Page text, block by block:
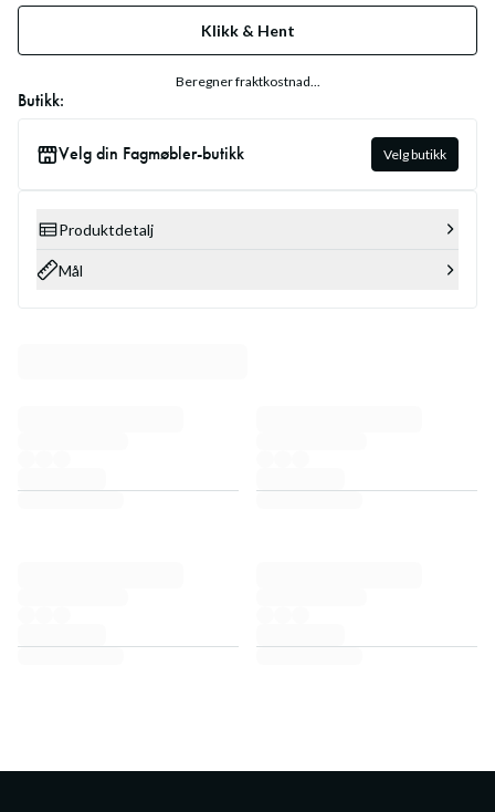
Klikk & Hent
Beregner fraktkostnad...
Butikk:
Velg din Fagmøbler-butikk Velg butikk
Produktdetalj
Mål